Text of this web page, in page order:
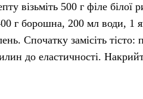
візьміть 500 г філе
г борошна, 200 мл води,
Спочатку замісіть
до еластичності.